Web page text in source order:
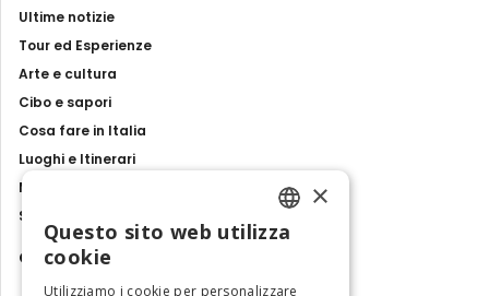
Ultime notizie
Tour ed Esperienze
Arte e cultura
Cibo e sapori
Cosa fare in Italia
Luoghi e Itinerari
Mostre, eventi e spettacoli
Storie e tradizioni
Contatti
ENGLISH
ITALIAN
×
Questo sito web utilizza
cookie
Utilizziamo i cookie per personalizzare